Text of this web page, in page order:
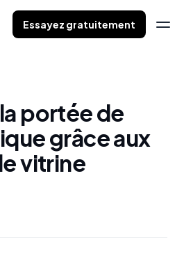
Essayez gratuitement
portée de
grâce aux
vitrine